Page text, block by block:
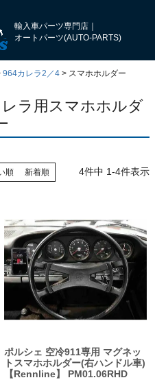
輸入車パーツ専門店｜
オートパーツ(AUTO-PARTS)
964カレラ2／4 スマホホルダー
ラ用スマホホルダ
順 新着順 4件中 1-4件表示
ポルシェ 空冷911専用 マグネッ
トスマホホルダー(右ハンドル車)
【Rennline】 PM01.06RHD